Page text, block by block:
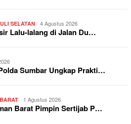
SELATAN 4 Agustus 2026
Lalu-lalang di Jalan Du…
Sumbar Ungkap Prakti…
1 Agustus 2026
Barat Pimpin Sertijab P…